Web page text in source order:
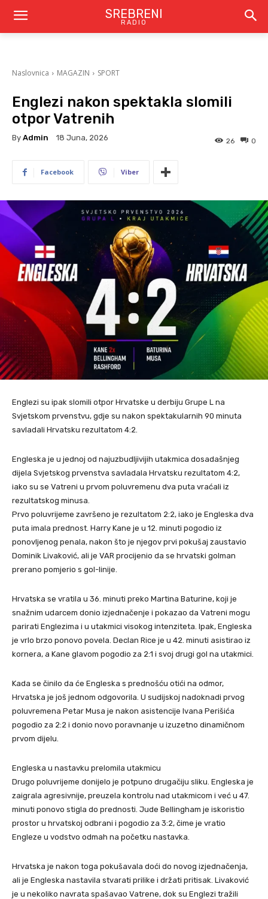
SREBRENI
RADIO
Naslovnica MAGAZIN SPORT
Englezi nakon spektakla slomili
otpor Vatrenih
By Admin 18 Juna, 2026 0
26
Facebook Viber
Englezi su ipak slomili otpor Hrvatske u derbiju Grupe L na
Svjetskom prvenstvu, gdje su nakon spektakularnih 90 minuta
savladali Hrvatsku rezultatom 4:2.
Engleska je u jednoj od najuzbudljivijih utakmica dosadašnjeg
dijela Svjetskog prvenstva savladala Hrvatsku rezultatom 4:2,
iako su se Vatreni u prvom poluvremenu dva puta vraćali iz
rezultatskog minusa.
Prvo poluvrijeme završeno je rezultatom 2:2, iako je Engleska dva
puta imala prednost. Harry Kane je u 12. minuti pogodio iz
ponovljenog penala, nakon što je njegov prvi pokušaj zaustavio
Dominik Livaković, ali je VAR procijenio da se hrvatski golman
prerano pomjerio s gol-linije.
Hrvatska se vratila u 36. minuti preko Martina Baturine, koji je
snažnim udarcem donio izjednačenje i pokazao da Vatreni mogu
parirati Englezima i u utakmici visokog intenziteta. Ipak, Engleska
je vrlo brzo ponovo povela. Declan Rice je u 42. minuti asistirao iz
kornera, a Kane glavom pogodio za 2:1 i svoj drugi gol na utakmici.
Kada se činilo da će Engleska s prednošću otići na odmor,
Hrvatska je još jednom odgovorila. U sudijskoj nadoknadi prvog
poluvremena Petar Musa je nakon asistencije Ivana Perišića
pogodio za 2:2 i donio novo poravnanje u izuzetno dinamičnom
prvom dijelu.
Engleska u nastavku prelomila utakmicu
Drugo poluvrijeme donijelo je potpuno drugačiju sliku. Engleska je
zaigrala agresivnije, preuzela kontrolu nad utakmicom i već u 47.
minuti ponovo stigla do prednosti. Jude Bellingham je iskoristio
prostor u hrvatskoj odbrani i pogodio za 3:2, čime je vratio
Engleze u vodstvo odmah na početku nastavka.
Hrvatska je nakon toga pokušavala doći do novog izjednačenja,
ali je Engleska nastavila stvarati prilike i držati pritisak. Livaković
je u nekoliko navrata spašavao Vatrene, dok su Englezi tražili